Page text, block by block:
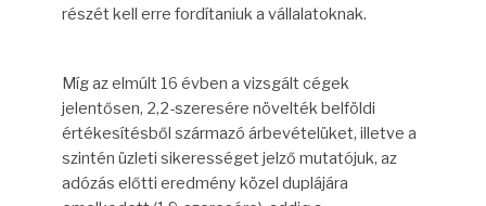
részét kell erre fordítaniuk a vállalatoknak.
Míg az elmúlt 16 évben a vizsgált cégek
jelentősen, 2,2-szeresére növelték belföldi
értékesítésből származó árbevételüket, illetve a
szintén üzleti sikerességet jelző mutatójuk, az
adózás előtti eredmény közel duplájára